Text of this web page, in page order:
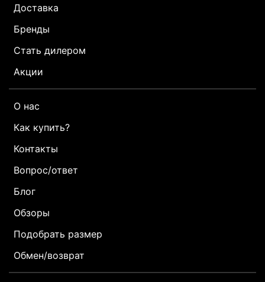
Доставка
Бренды
Стать дилером
Акции
О нас
Как купить?
Контакты
Вопрос/ответ
Блог
Обзоры
Подобрать размер
Обмен/возврат